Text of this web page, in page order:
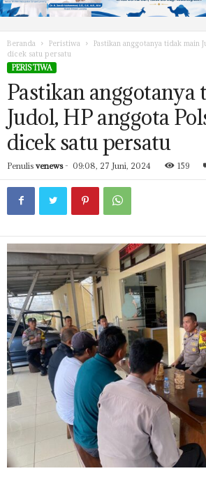
Beranda Peristiwa
Pastikan anggotanya tidak main
dicek satu persatu
PERISTIWA
Pastikan anggotanya
Judol, HP anggota
dicek satu persatu
Penulis venews- 09:08, 27 Juni, 2024 159